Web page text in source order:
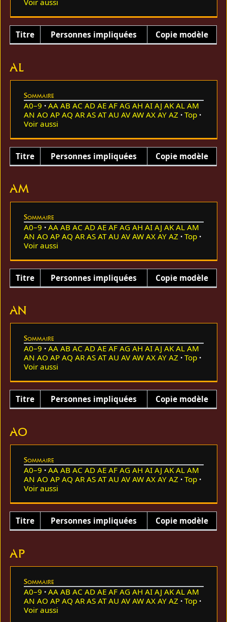
Voir aussi
Titre Personnes impliquées Copie modèle
AL
Sommaire
A0–9 AA AB AC AD AE AF AG AH AI AJ AK AL AM
AN AO AP AQ AR AS AT AU AV AW AX AY AZ
Top
Voir aussi
Titre Personnes impliquées Copie modèle
AM
Sommaire
A0–9 AA AB AC AD AE AF AG AH AI AJ AK AL AM
AN AO AP AQ AR AS AT AU AV AW AX AY AZ
Top
Voir aussi
Titre Personnes impliquées Copie modèle
AN
Sommaire
A0–9 AA AB AC AD AE AF AG AH AI AJ AK AL AM
AN AO AP AQ AR AS AT AU AV AW AX AY AZ
Top
Voir aussi
Titre Personnes impliquées Copie modèle
AO
Sommaire
A0–9 AA AB AC AD AE AF AG AH AI AJ AK AL AM
AN AO AP AQ AR AS AT AU AV AW AX AY AZ
Top
Voir aussi
Titre Personnes impliquées Copie modèle
AP
Sommaire
A0–9 AA AB AC AD AE AF AG AH AI AJ AK AL AM
AN AO AP AQ AR AS AT AU AV AW AX AY AZ
Top
Voir aussi